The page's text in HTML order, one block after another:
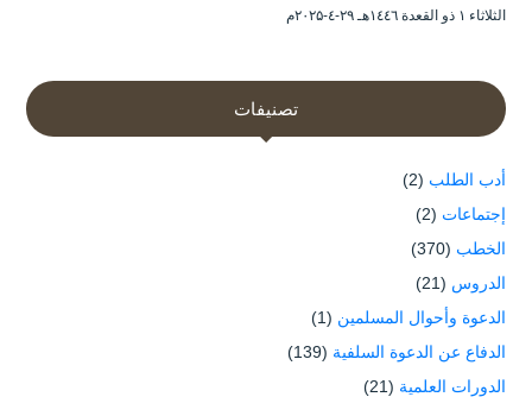
الثلاثاء ۱ ذو القعدة ۱٤٤٦هـ ۲۹-٤-۲۰۲۵م
تصنيفات
أدب الطلب (2)
إجتماعات (2)
الخطب (370)
الدروس (21)
الدعوة وأحوال المسلمين (1)
الدفاع عن الدعوة السلفية (139)
الدورات العلمية (21)